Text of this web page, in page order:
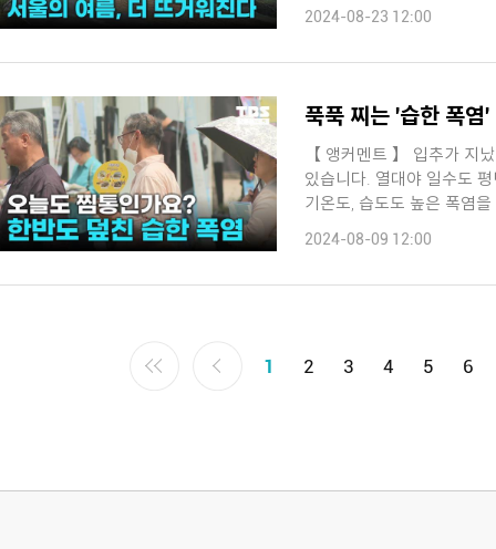
자 】 ...
2024-08-23 12:00
푹푹 찌는 '습한 폭염
【 앵커멘트 】 입추가 지
있습니다. 열대야 일수도 평년과 비교해 3배가량 많습니다. 왜 이렇게 더울까요?
2024-08-09 12:00
1 2 3 4 5 6